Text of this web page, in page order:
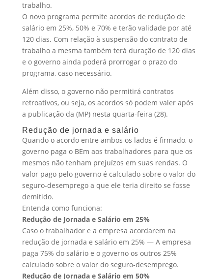
trabalho.
O novo programa permite acordos de redução de
salário em 25%, 50% e 70% e terão validade por até
120 dias. Com relação à suspensão do contrato de
trabalho a mesma também terá duração de 120 dias
e o governo ainda poderá prorrogar o prazo do
programa, caso necessário.
Além disso, o governo não permitirá contratos
retroativos, ou seja, os acordos só podem valer após
a publicação da (MP) nesta quarta-feira (28).
Redução de jornada e salário
Quando o acordo entre ambos os lados é firmado, o
governo paga o BEm aos trabalhadores para que os
mesmos não tenham prejuízos em suas rendas. O
valor pago pelo governo é calculado sobre o valor do
seguro-desemprego a que ele teria direito se fosse
demitido.
Entenda como funciona:
Redução de Jornada e Salário em 25%
Caso o trabalhador e a empresa acordarem na
redução de jornada e salário em 25% — A empresa
paga 75% do salário e o governo os outros 25%
calculado sobre o valor do seguro-desemprego.
Redução de Jornada e Salário em 50%